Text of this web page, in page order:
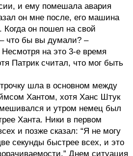
и ему помешала авария
он мне после, его машина
он пошел на свой
что бы вы думали? –
Несмотря на это 3-е время
Патрик считал, что мог быть
шла в основном между
Хантом, хотя Ханс Штук
и утром немец был
Ханта. Ники в первом
и позже сказал: “Я не могу
секунды быстрее всех, и это
Днем ситуация